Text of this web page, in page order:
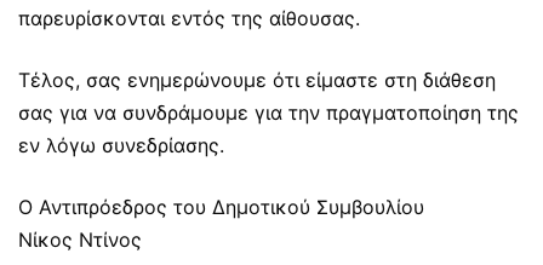
παρευρίσκονται εντός της αίθουσας.
Τέλος, σας ενημερώνουμε ότι είμαστε στη διάθεση
σας για να συνδράμουμε για την πραγματοποίηση της
εν λόγω συνεδρίασης.
Ο Αντιπρόεδρος του Δημοτικού Συμβουλίου
Νίκος Ντίνος